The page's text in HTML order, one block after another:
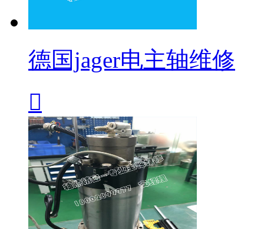
德国jager电主轴维修
